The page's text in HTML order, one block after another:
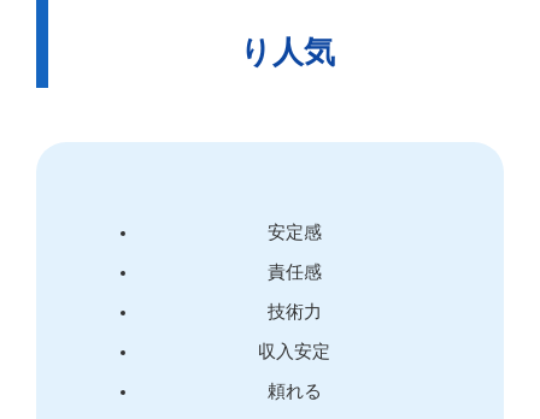
り人気
安定感
責任感
技術力
収入安定
頼れる